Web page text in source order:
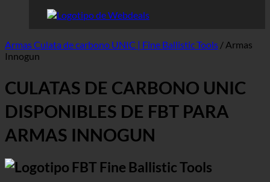
Armas Culata de carbono UNIC | Fine Ballistic Tools / Armas
Innogun
CULATAS DE CARBONO UNIC
DISPONIBLES DE FBT PARA
ARMAS INNOGUN